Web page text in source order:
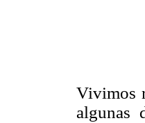
Vivimos
algunas